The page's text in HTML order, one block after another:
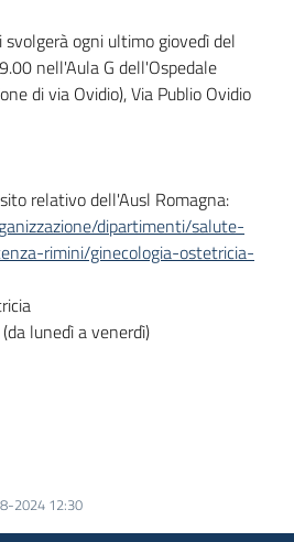
ogni ultimo giovedì del
nell'Aula G dell'Ospedale
di via Ovidio), Via Publio Ovidio
relativo dell'Ausl Romagna:
dipartimenti/salute-
rimini/ginecologia-ostetricia-
lunedì a venerdì)
2024 12:30